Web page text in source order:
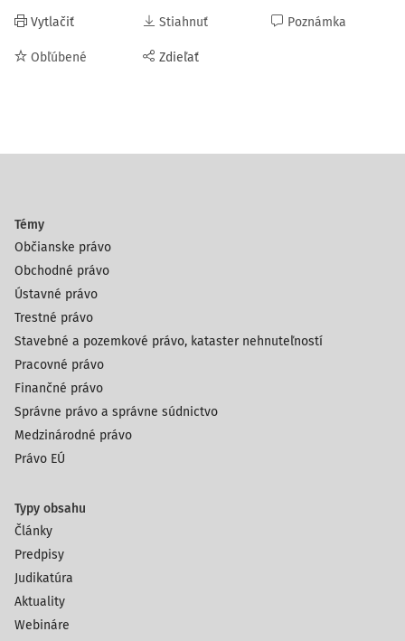
Vytlačiť
Obľúbené
Stiahnuť
Zdieľať
Poznámka
Témy
Občianske právo
Obchodné právo
Ústavné právo
Trestné právo
Stavebné a pozemkové právo, kataster nehnuteľností
Pracovné právo
Finančné právo
Správne právo a správne súdnictvo
Medzinárodné právo
Právo EÚ
Typy obsahu
Články
Predpisy
Judikatúra
Aktuality
Webináre